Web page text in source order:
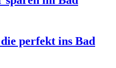
perfekt ins Bad